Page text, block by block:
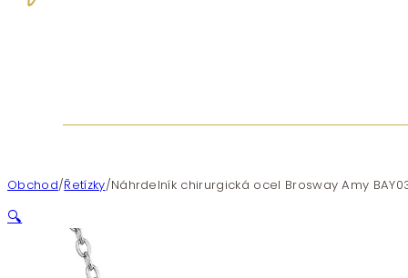
Obchod/Řetízky/Náhrdelník chirurgická ocel Brosway Amy
🔍